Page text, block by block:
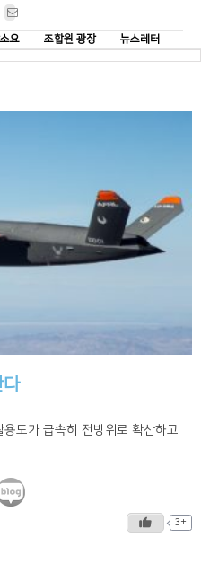
요 조합원 광장 뉴스레터
다
도가 급속히 전방위로 확산하고
3+